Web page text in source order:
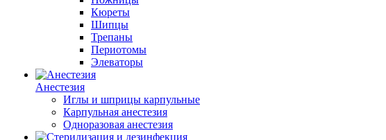
Кюреты
Шипцы
Трепаны
Периотомы
Элеваторы
Анестезия
Иглы и шприцы карпульные
Карпульная анестезия
Одноразовая анестезия